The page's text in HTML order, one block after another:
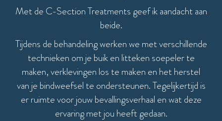
Met de C-Section Treatments geef ik aandacht aan
beide.
Tijdens de behandeling werken we met verschillende
technieken om je buik en litteken soepeler te
maken, verklevingen los te maken en het herstel
van je bindweefsel te ondersteunen. Tegelijkertijd is
er ruimte voor jouw bevallingsverhaal en wat deze
ervaring met jou heeft gedaan.